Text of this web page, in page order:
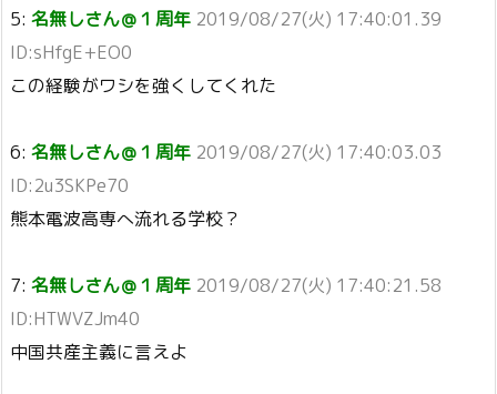
5: 名無しさん＠１周年 2019/08/27(火) 17:40:01.39
ID:sHfgE+EO0
この経験がワシを強くしてくれた
6: 名無しさん＠１周年 2019/08/27(火) 17:40:03.03
ID:2u3SKPe70
熊本電波高専へ流れる学校？
7: 名無しさん＠１周年 2019/08/27(火) 17:40:21.58
ID:HTWVZJm40
中国共産主義に言えよ